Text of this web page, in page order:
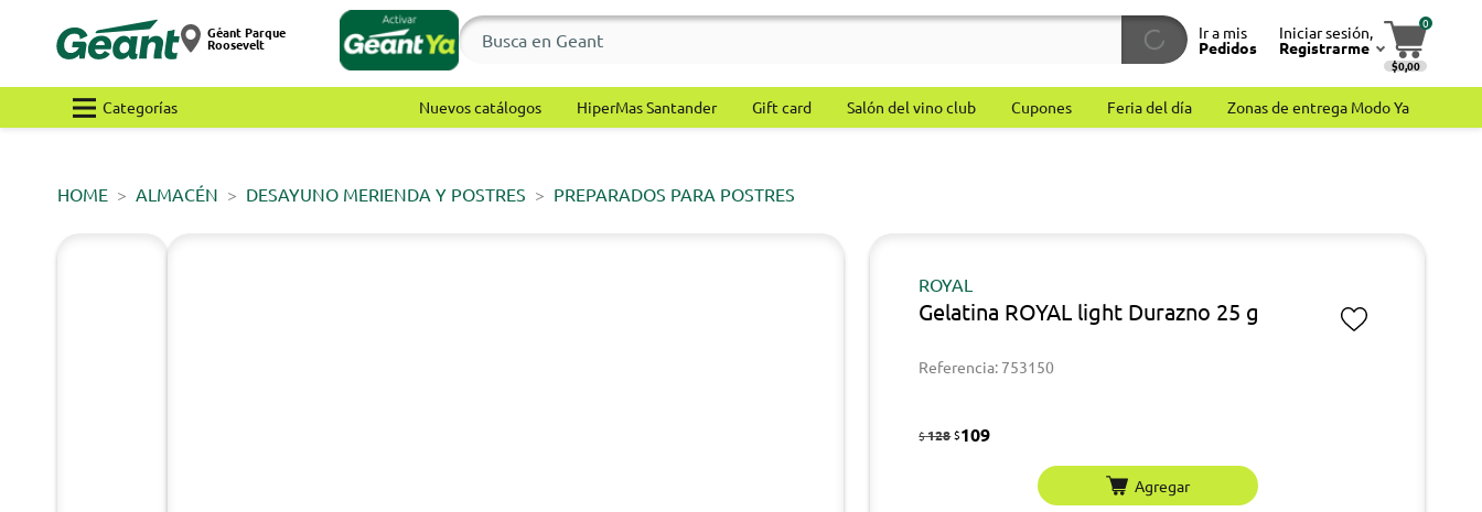
Géant Parque
Roosevelt
Ir a mis
Pedidos
Iniciar sesión,
Registrarme
0
$0,00
Categorías Nuevos catálogos HiperMas Santander Gift card Salón del vino club Cupones Feria del día Zonas de entrega Modo Ya
HOME ALMACÉN DESAYUNO MERIENDA Y POSTRES PREPARADOS PARA POSTRES
ROYAL
Gelatina ROYAL light Durazno 25 g
Referencia: 753150
$128 $109
Agregar